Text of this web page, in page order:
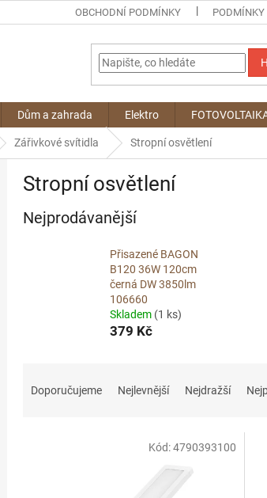
OBCHODNÍ PODMÍNKY PODMÍNKY
Dům a zahrada Elektro
Zářivkové svítidla Stropní osvětlení
Stropní osvětlení
Nejprodávanější
Přisazené BAGON
B120 36W 120cm
černá DW 3850lm
106660
Skladem (1 ks)
379 Kč
Doporučujeme Nejlevnější Nejdražší
Kód:4790393100